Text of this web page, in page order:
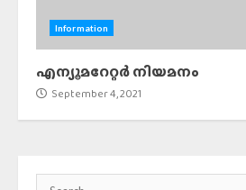
Information
എന്യൂമറേറ്റര്‍ നിയമനം
September 4, 2021
Search